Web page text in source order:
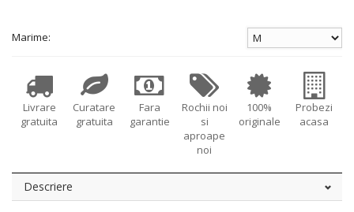
Marime:
Livrare
gratuita
Curatare
gratuita
Fara
garantie
Rochii noi
si
aproape
noi
100%
originale
Probezi
acasa
Descriere